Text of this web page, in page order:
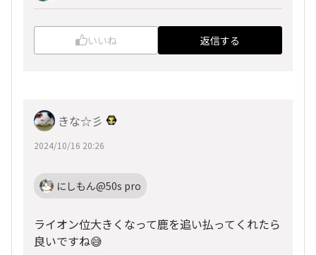
いいね 返信する
きな☆彡
2024/10/16 20:26
にしもん@50s pro
ライオン位大きくなって鹿を追い払ってくれたら
良いですね😅